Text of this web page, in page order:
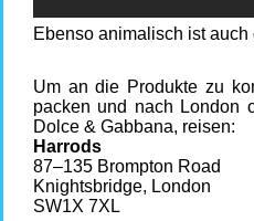
Ebenso animalisch ist
Um an die Produkte zu
packen und nach London
Dolce & Gabbana, reisen:
Harrods
87–135 Brompton Road
Knightsbridge, London
SW1X 7XL